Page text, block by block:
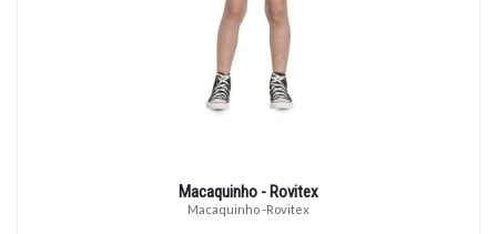
Macaquinho - Rovitex
Macaquinho -Rovitex